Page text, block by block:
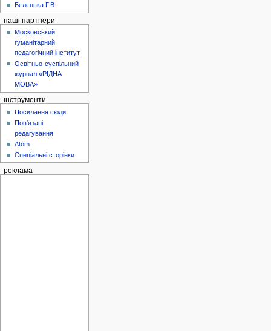
Бєлєнька Г.В.
наші партнери
Московський
гуманітарний
педагогічний інститут
Освітньо-суспільний
журнал «РІДНА
МОВА»
інструменти
Посилання сюди
Пов'язані
редагування
Atom
Спеціальні сторінки
реклама